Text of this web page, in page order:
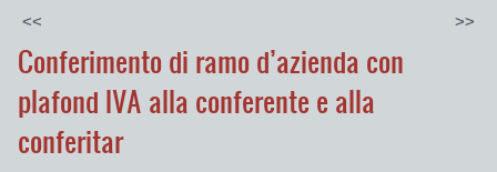
<< >>
Conferimento di ramo d’azienda con
plafond IVA alla conferente e alla
conferitar